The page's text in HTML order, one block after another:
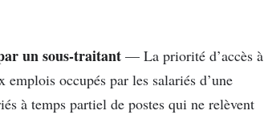
un sous-traitant — La priorité d’accès à
occupés par les salariés d’une
à temps partiel de postes qui ne relèvent